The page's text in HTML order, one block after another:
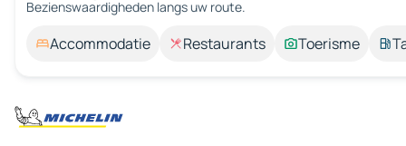
Bezienswaardigheden langs uw route.
Accommodatie Restaurants Toerisme